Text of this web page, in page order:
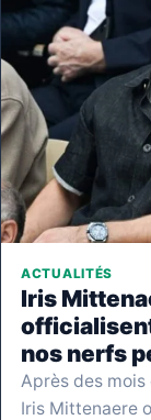
ACTUALITÉS
Iris
nos nerfs
Après des
Iris Mittenaere